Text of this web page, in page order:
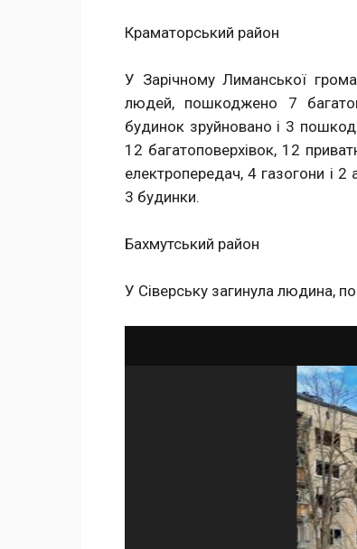
Краматорський район
У Зарічному Лиманської
людей, пошкоджено 7
будинок зруйновано і 3
12 багатоповерхівок, 12
електропередач, 4 газогони і
3 будинки.
Бахмутський район
У Сіверську загинула людина,